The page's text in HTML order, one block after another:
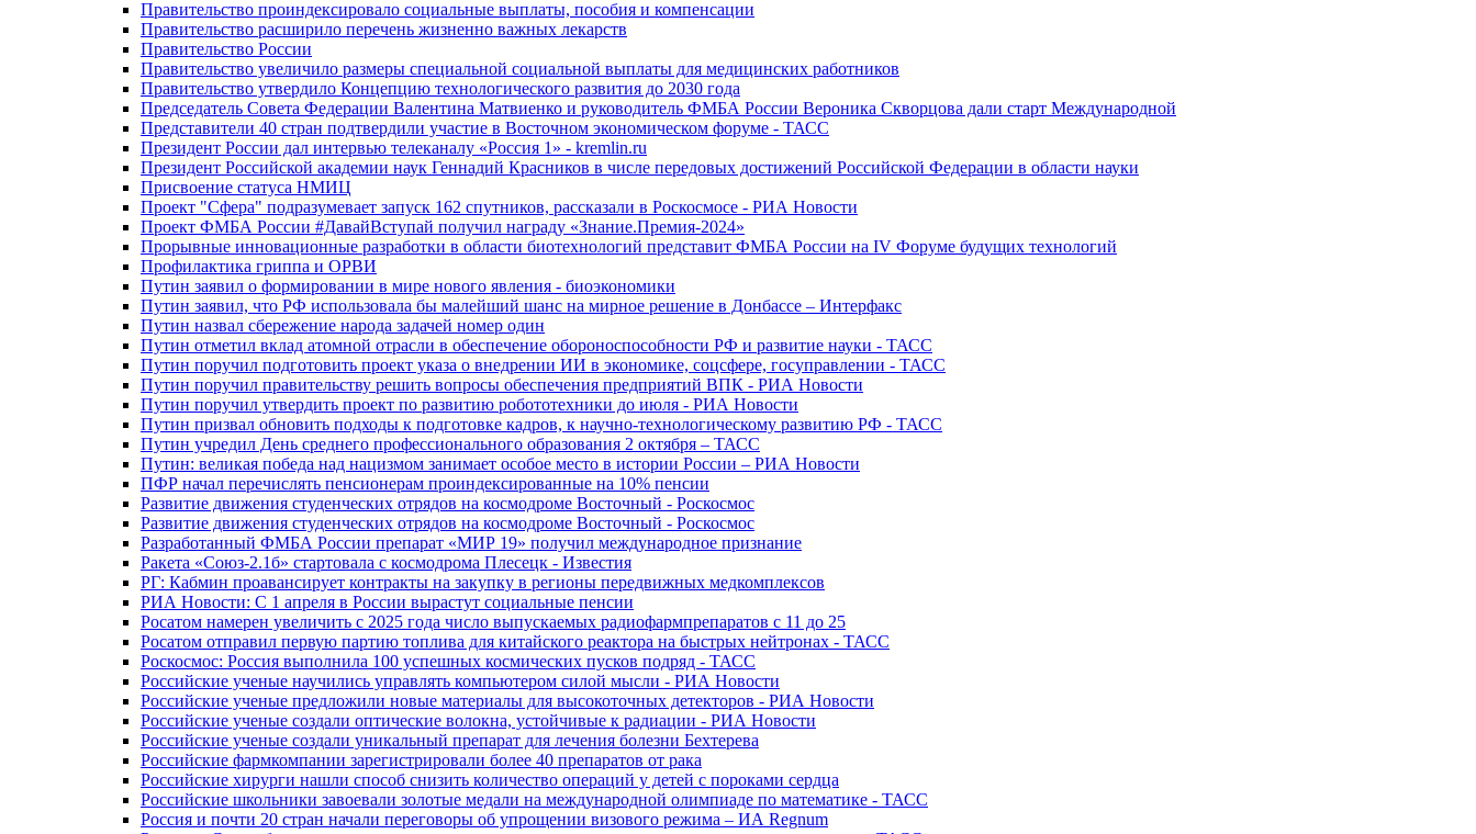
Правительство проиндексировало социальные выплаты, пособия и компенсации
Правительство расширило перечень жизненно важных лекарств
Правительство России
Правительство увеличило размеры специальной социальной выплаты для медицинских работников
Правительство утвердило Концепцию технологического развития до 2030 года
Председатель Совета Федерации Валентина Матвиенко и руководитель ФМБА России Вероника Скворцова дали старт Международной
Представители 40 стран подтвердили участие в Восточном экономическом форуме - ТАСС
Президент России дал интервью телеканалу «Россия 1» - kremlin.ru
Президент Российской академии наук Геннадий Красников в числе передовых достижений Российской Федерации в области науки
Присвоение статуса НМИЦ
Проект "Сфера" подразумевает запуск 162 спутников, рассказали в Роскосмосе - РИА Новости
Проект ФМБА России #ДавайВступай получил награду «Знание.Премия-2024»
Прорывные инновационные разработки в области биотехнологий представит ФМБА России на IV Форуме будущих технологий
Профилактика гриппа и ОРВИ
Путин заявил о формировании в мире нового явления - биоэкономики
Путин заявил, что РФ использовала бы малейший шанс на мирное решение в Донбассе – Интерфакс
Путин назвал сбережение народа задачей номер один
Путин отметил вклад атомной отрасли в обеспечение обороноспособности РФ и развитие науки - ТАСС
Путин поручил подготовить проект указа о внедрении ИИ в экономике, соцсфере, госуправлении - ТАСС
Путин поручил правительству решить вопросы обеспечения предприятий ВПК - РИА Новости
Путин поручил утвердить проект по развитию робототехники до июля - РИА Новости
Путин призвал обновить подходы к подготовке кадров, к научно-технологическому развитию РФ - ТАСС
Путин учредил День среднего профессионального образования 2 октября – ТАСС
Путин: великая победа над нацизмом занимает особое место в истории России – РИА Новости
ПФР начал перечислять пенсионерам проиндексированные на 10% пенсии
Развитие движения студенческих отрядов на космодроме Восточный - Роскосмос
Развитие движения студенческих отрядов на космодроме Восточный - Роскосмос
Разработанный ФМБА России препарат «МИР 19» получил международное признание
Ракета «Союз-2.1б» стартовала с космодрома Плесецк - Известия
РГ: Кабмин проавансирует контракты на закупку в регионы передвижных медкомплексов
РИА Новости: С 1 апреля в России вырастут социальные пенсии
Росатом намерен увеличить с 2025 года число выпускаемых радиофармпрепаратов с 11 до 25
Росатом отправил первую партию топлива для китайского реактора на быстрых нейтронах - ТАСС
Роскосмос: Россия выполнила 100 успешных космических пусков подряд - ТАСС
Российские ученые научились управлять компьютером силой мысли - РИА Новости
Российские ученые предложили новые материалы для высокоточных детекторов - РИА Новости
Российские ученые создали оптические волокна, устойчивые к радиации - РИА Новости
Российские ученые создали уникальный препарат для лечения болезни Бехтерева
Российские фармкомпании зарегистрировали более 40 препаратов от рака
Российские хирурги нашли способ снизить количество операций у детей с пороками сердца
Российские школьники завоевали золотые медали на международной олимпиаде по математике - ТАСС
Россия и почти 20 стран начали переговоры об упрощении визового режима – ИА Regnum